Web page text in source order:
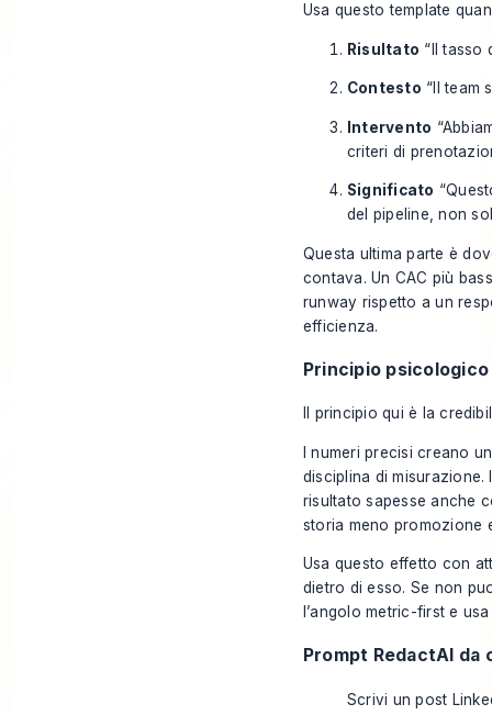
Usa questo template
Risultato “Il tasso
Contesto “Il team
Intervento
criteri di
Significato
del pipeline, non
Questa ultima parte è
contava. Un CAC più
runway rispetto a un
efficienza.
Principio psicologico
Il principio qui è la
I numeri precisi creano
disciplina di
risultato sapesse anche
storia meno promozione
Usa questo effetto con
dietro di esso. Se non
l’angolo metric-first e
Prompt RedactAI da
Scrivi un post